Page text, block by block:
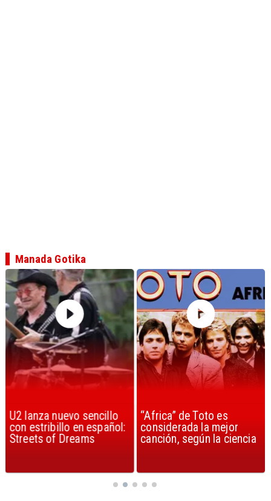
U2 lanza nuevo sencillo
con estribillo en español:
Streets of Dreams
“Africa” de Toto es
considerada la mejor
canción, según la ciencia
Manada Gotika